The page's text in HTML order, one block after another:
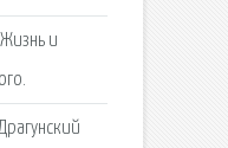
Жизнь и